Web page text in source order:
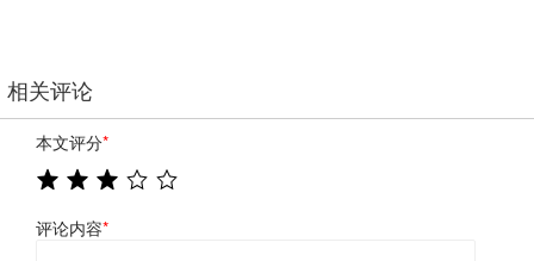
相关评论
本文评分*
评论内容*